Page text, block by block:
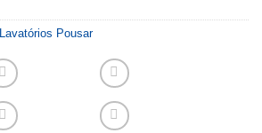
Lavatórios Pousar